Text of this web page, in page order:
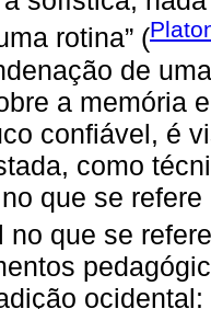
rotina” (
de
a memória
confiável, é
como
que se
no que se
ocidental: